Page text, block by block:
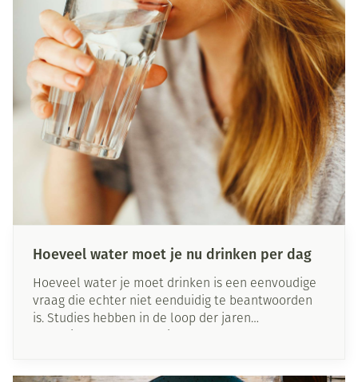
we je uit wat mindfulness is, en welke basisstappen
je tijdens je dagelijkse leven kan beoefenen.
Hoeveel water moet je nu drinken per dag
Hoeveel water je moet drinken is een eenvoudige
vraag die echter niet eenduidig te beantwoorden
is. Studies hebben in de loop der jaren